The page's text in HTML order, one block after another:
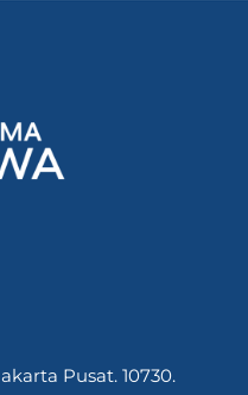
Pusat. 10730.